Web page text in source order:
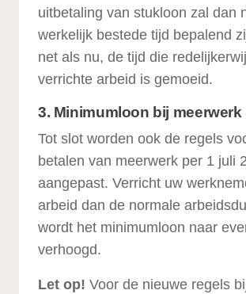
uitbetaling van stukloon zal dan
werkelijk bestede tijd bepalend
net als nu, de tijd die
verrichte arbeid is gemoeid.
3. Minimumloon bij meerwerk
Tot slot worden ook de regels
betalen van meerwerk per 1 juli
aangepast. Verricht uw
arbeid dan de normale
wordt het minimumloon naar
verhoogd.
Let op! Voor de nieuwe regels